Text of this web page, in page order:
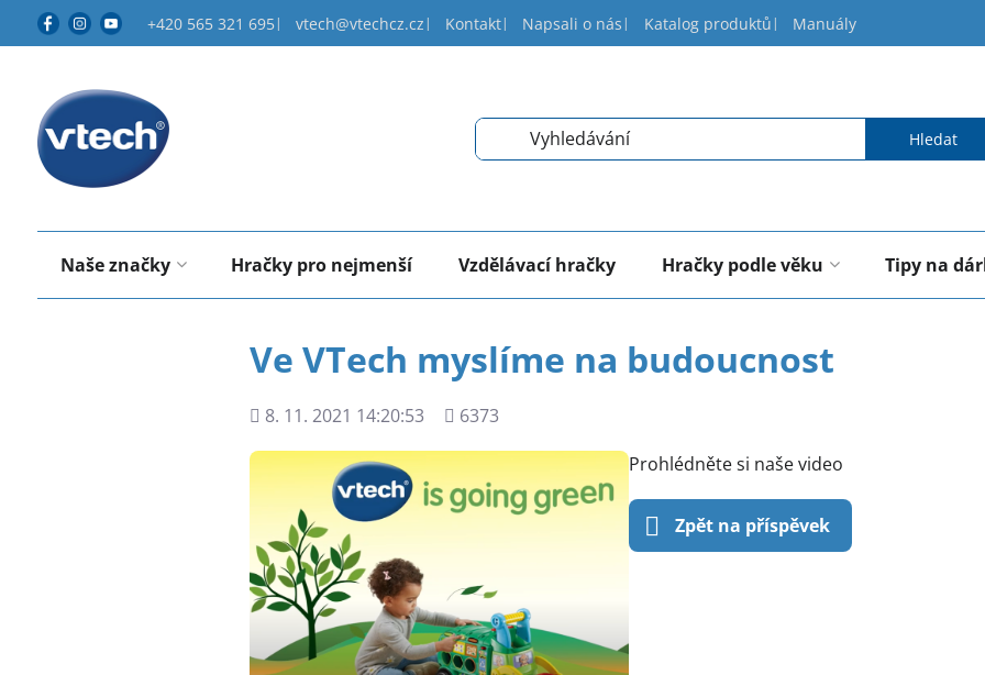
+420 565 321 695 vtech@vtechcz.cz Kontakt Napsali o nás Katalog produktů Manuály
Hledat
Naše značky Hračky pro nejmenší Vzdělávací hračky Hračky podle věku Tipy na
Ve VTech myslíme na budoucnost
Přidáno
8. 11. 2021 14:20:53
Počet
6373
Prohlédněte si naše video
Zpět na příspěvek